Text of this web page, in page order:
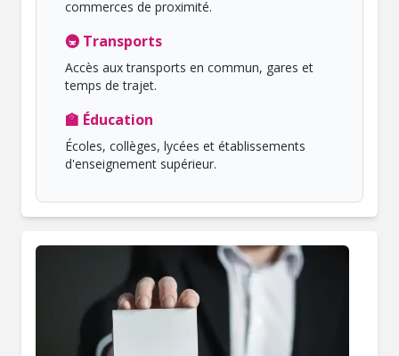
commerces de proximité.
🚇 Transports
Accès aux transports en commun, gares et
temps de trajet.
🏫 Éducation
Écoles, collèges, lycées et établissements
d'enseignement supérieur.